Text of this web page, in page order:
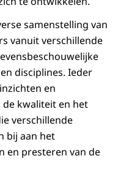
samenstelling van
vanuit verschillende
disciplines. Ieder
en
kwaliteit en het
verschillende
bij aan het
en presteren van de